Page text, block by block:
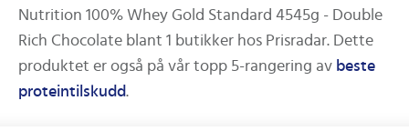
Nutrition 100% Whey Gold Standard 4545g - Double
Rich Chocolate blant 1 butikker hos Prisradar. Dette
produktet er også på vår topp 5-rangering av beste
proteintilskudd.